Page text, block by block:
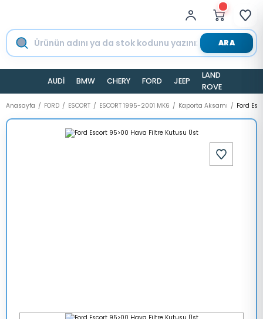
ARA
AUDİ BMW CHERY FORD JEEP
LAND
ROVER
Anasayfa FORD ESCORT ESCORT 1995-2001 MK6 Kaporta Aksamı Ford